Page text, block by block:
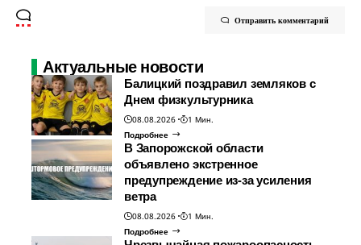
Отправить комментарий
Актуальные новости
Балицкий поздравил земляков с
Днем физкультурника
08.08.2026
1 Мин.
Подробнее
В Запорожской области
объявлено экстренное
предупреждение из-за усиления
ветра
08.08.2026
1 Мин.
Подробнее